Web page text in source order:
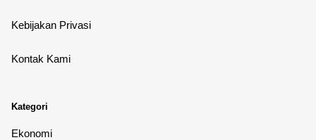
Kebijakan Privasi
Kontak Kami
Kategori
Ekonomi